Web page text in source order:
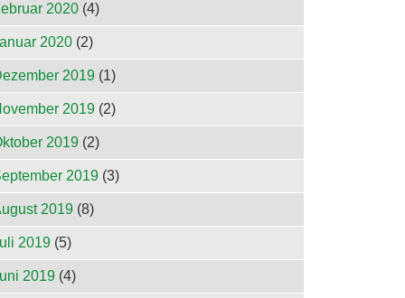
2020 (4)
2020 (2)
2019 (1)
2019 (2)
2019 (2)
2019 (3)
2019 (8)
2019 (5)
2019 (4)